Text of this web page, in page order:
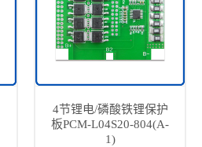
4节锂电/磷酸铁锂保护
板PCM-L04S20-804(A-
1)